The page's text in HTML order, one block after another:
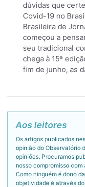
dúvidas que
Covid-19 no
Brasileira de
começou a
seu tradicional
chega à 15ª
fim de junho, as
Aos leitores
Os artigos publicados
opinião do Observatório
opiniões. Procuramos
nosso compromisso
Como ninguém é dono
objetividade é através